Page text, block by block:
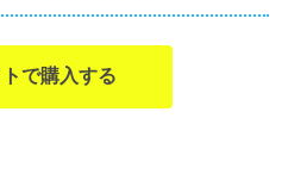
で購入する